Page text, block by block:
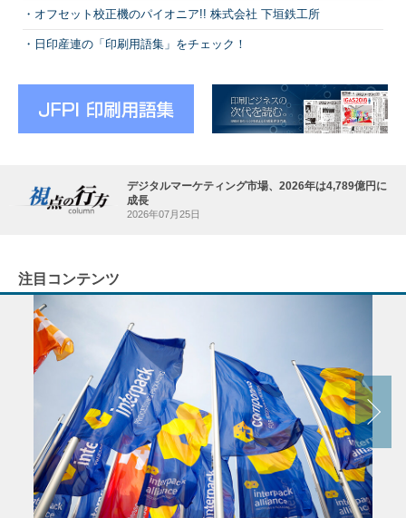
オフセット校正機のパイオニア!! 株式会社 下垣鉄工所
日印産連の「印刷用語集」をチェック！
デジタルマーケティング市場、2026年は4,789億円に
成長
2026年07月25日
注目コンテンツ